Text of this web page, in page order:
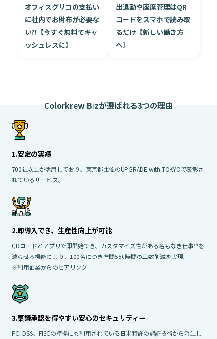
オフィスグリコの支払い
に社内でお財布が必要な
い?!【今すぐ無料でキャ
ッシュレスに】
出退勤や座席管理はQR
コードをスマホで読み取
るだけ【新しい働き方
へ】
Colorkrew Bizが選ばれる3つの理由
1.安定の実績
700社以上が活用しており、東京都主催のUPGRADE with TOKYOで表彰さ
れているサービス。
2.即導入でき、生産性向上が可能
QRコードとアプリで即開始でき、カスタマイズ性がある名もなき仕事™を
減らせる機能により、100名につき年間550時間の工数削減を実現。
※利用企業からのヒアリング
3.稟議承認を得やすい安心のセキュリティー
PCI DSS、FISCの準拠にも利用されている日米特許の認証技術から派生し